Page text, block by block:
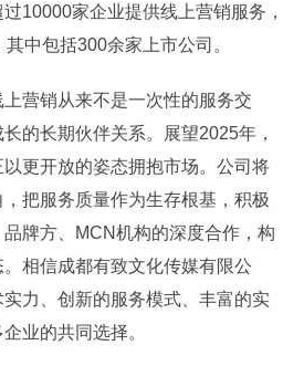
10000家企业提供线上营销服务，
中包括300余家上市公司。
营销从来不是一次性的服务交
的长期伙伴关系。展望2025年，
更开放的姿态拥抱市场。公司将
把服务质量作为生存根基，积极
牌方、MCN机构的深度合作，构
相信成都有致文化传媒有限公
力、创新的服务模式、丰富的实
业的共同选择。